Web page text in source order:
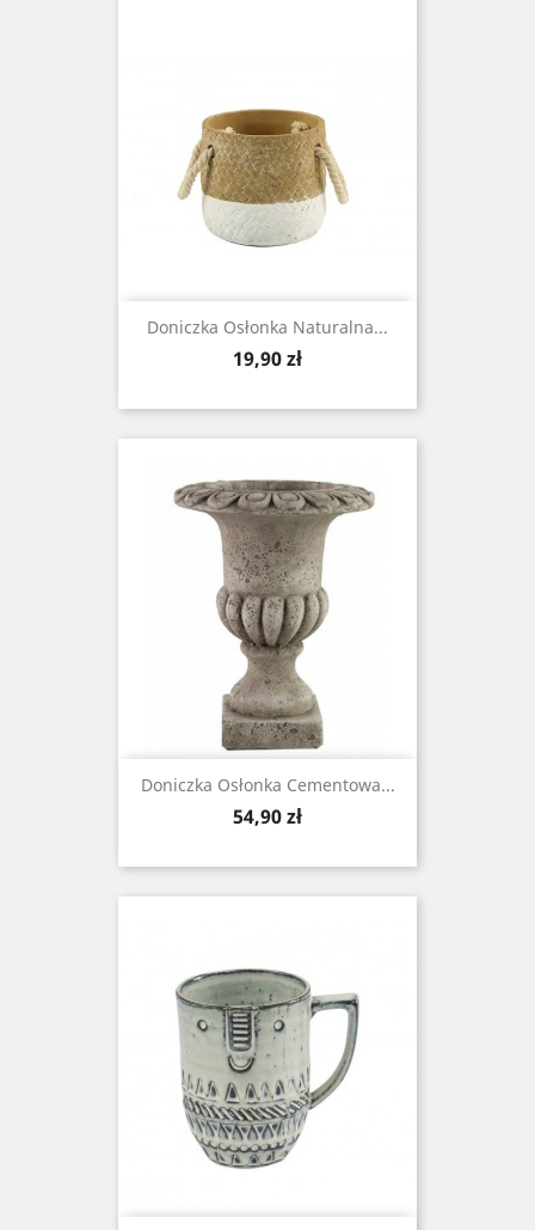
Doniczka Osłonka Naturalna...
Cena
19,90 zł
Doniczka Osłonka Cementowa...
Cena
54,90 zł